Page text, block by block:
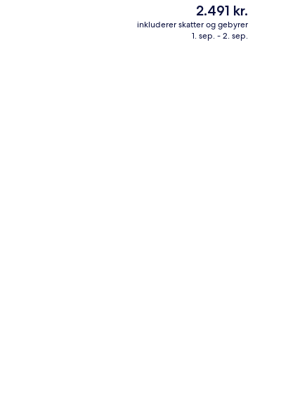
Casa Arena | Privat pool
Den
nuværende
pris
2.491 kr.
inkluderer skatter og gebyrer
1. sep. - 2. sep.